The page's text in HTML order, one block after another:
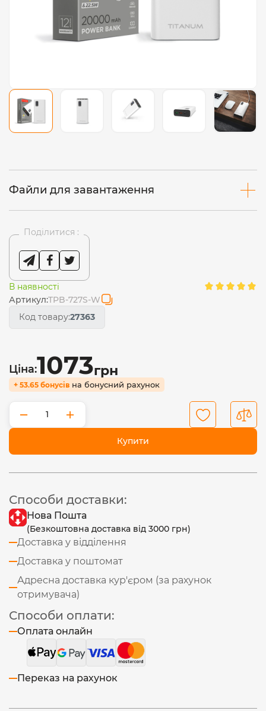
Файли для завантаження
Поділитися :
В наявності
Артикул:TPB-727S-W
Код товару:27363
Ціна:1073грн
+ 53.65 бонусів на бонусний рахунок
− +
Купити
Способи доставки:
Нова Пошта
(Безкоштовна доставка від 3000 грн)
Доставка у відділення
Доставка у поштомат
Адресна доставка кур'єром (за рахунок
отримувача)
Способи оплати:
Оплата онлайн
Переказ на рахунок